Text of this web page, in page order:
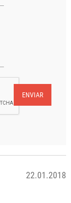
ENVIAR
22.01.2018